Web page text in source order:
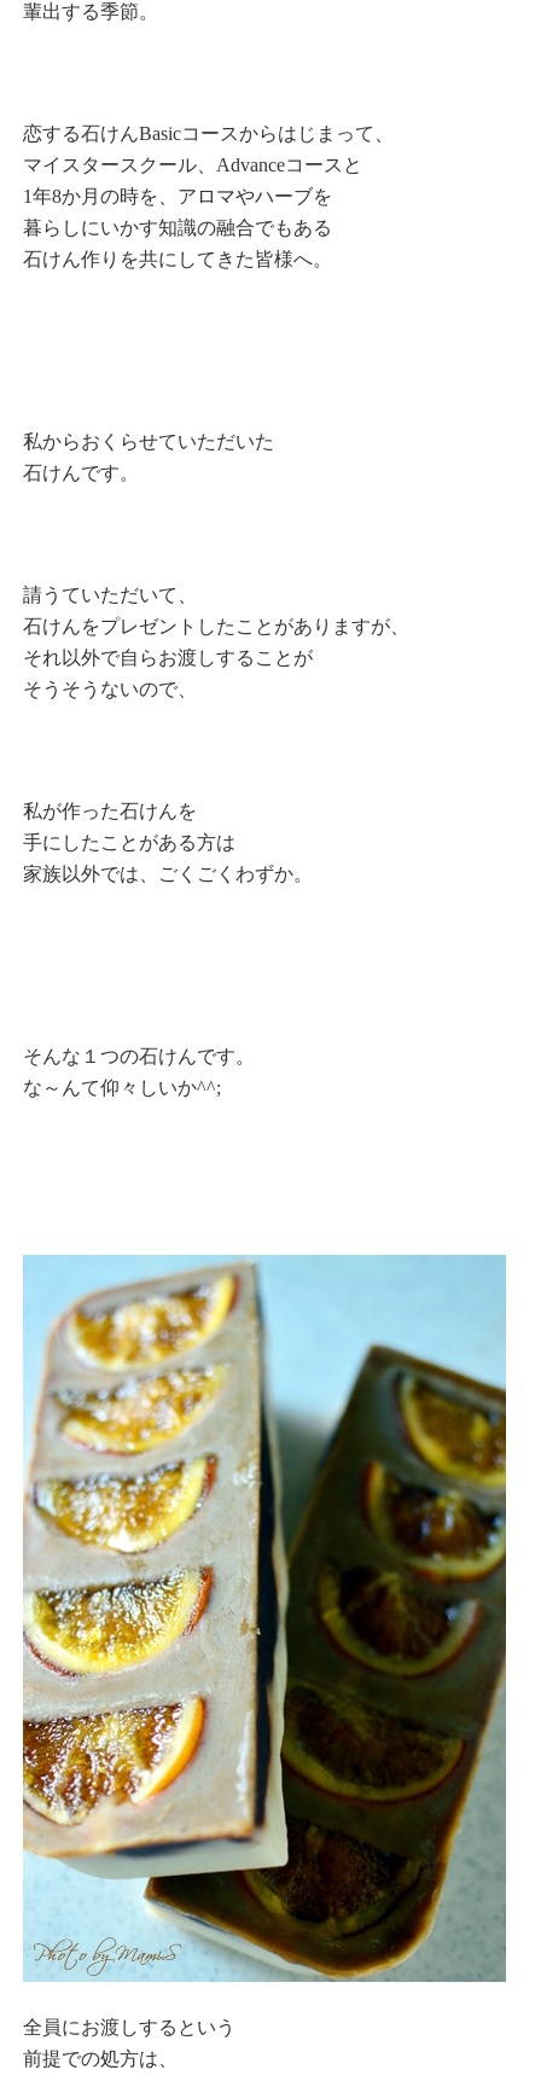
輩出する季節。
恋する石けんBasicコースからはじまって、
マイスタースクール、Advanceコースと
1年8か月の時を、アロマやハーブを
暮らしにいかす知識の融合でもある
石けん作りを共にしてきた皆様へ。
私からおくらせていただいた
石けんです。
請うていただいて、
石けんをプレゼントしたことがありますが、
それ以外で自らお渡しすることが
そうそうないので、
私が作った石けんを
手にしたことがある方は
家族以外では、ごくごくわずか。
そんな１つの石けんです。
な～んて仰々しいか^^;
全員にお渡しするという
前提での処方は、